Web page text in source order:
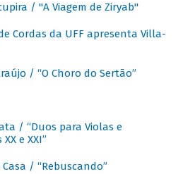
/ "A Viagem de Ziryab"
Cordas da UFF apresenta Villa-
/ “O Choro do Sertão”
/ “Duos para Violas e
e XXI”
/ “Rebuscando”